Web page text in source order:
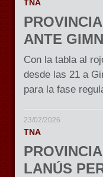
TNA
ANTE
Con la tabla al
desde las 21 a
para la fase
23/02/2026
TNA
LANÚS